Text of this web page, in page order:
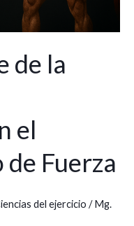
de la
el
Fuerza
del ejercicio /Mg.